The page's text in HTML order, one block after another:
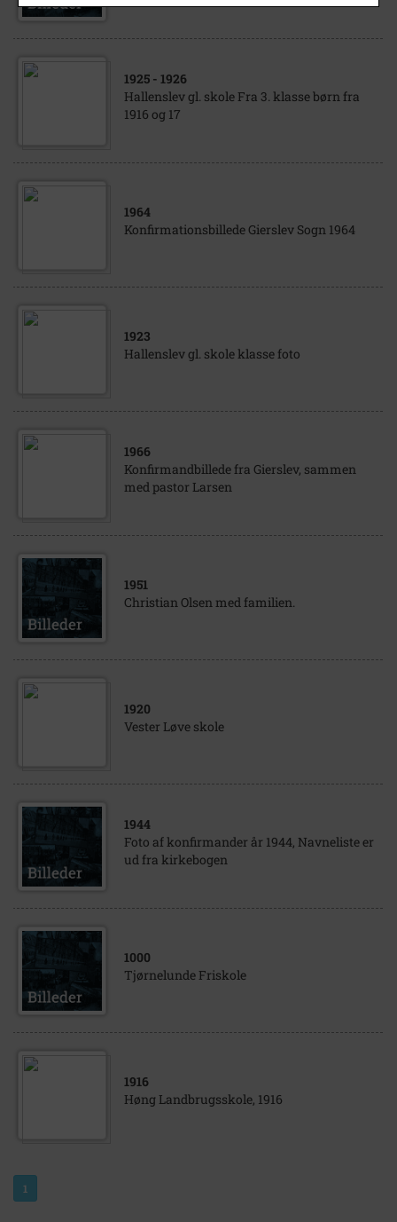
1925 - 1926
Hallenslev gl. skole Fra 3. klasse børn fra
1916 og 17
1964
Konfirmationsbillede Gierslev Sogn 1964
1923
Hallenslev gl. skole klasse foto
1966
Konfirmandbillede fra Gierslev, sammen
med pastor Larsen
1951
Christian Olsen med familien.
1920
Vester Løve skole
1944
Foto af konfirmander år 1944, Navneliste er
ud fra kirkebogen
1000
Tjørnelunde Friskole
1916
Høng Landbrugsskole, 1916
1